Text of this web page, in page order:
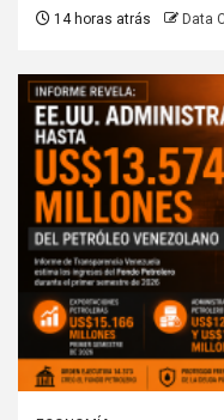
14 horas atrás Data